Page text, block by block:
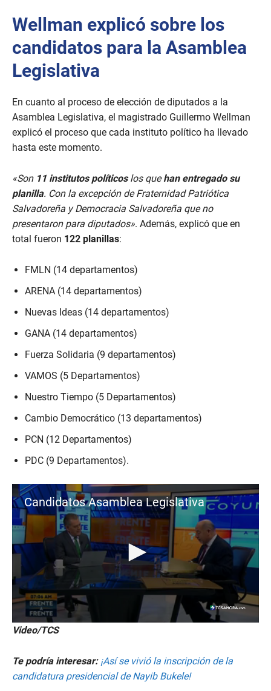
o
n
d
s
o
1
i
u
t
e
,
s
c
o
n
d
s
Wellman explicó sobre los
candidatos para la Asamblea
Legislativa
En cuanto al proceso de elección de diputados a la
Asamblea Legislativa, el magistrado Guillermo Wellman
explicó el proceso que cada instituto político ha llevado
hasta este momento.
«Son 11 institutos políticoslos quehan entregado su
planilla. Con la excepción de Fraternidad Patriótica
Salvadoreña y Democracia Salvadoreña que no
presentaron para diputados». Además, explicó que en
total fueron 122 planillas:
FMLN (14 departamentos)
ARENA (14 departamentos)
Nuevas Ideas (14 departamentos)
GANA (14 departamentos)
Fuerza Solidaria (9 departamentos)
VAMOS (5 Departamentos)
Nuestro Tiempo (5 Departamentos)
Cambio Democrático (13 departamentos)
PCN (12 Departamentos)
PDC (9 Departamentos).
Candidatos Asamblea Legislativa
0
s
c
o
n
Video/TCS
Te podría interesar: ¡Así se vivió la inscripción de la
candidatura presidencial de Nayib Bukele!